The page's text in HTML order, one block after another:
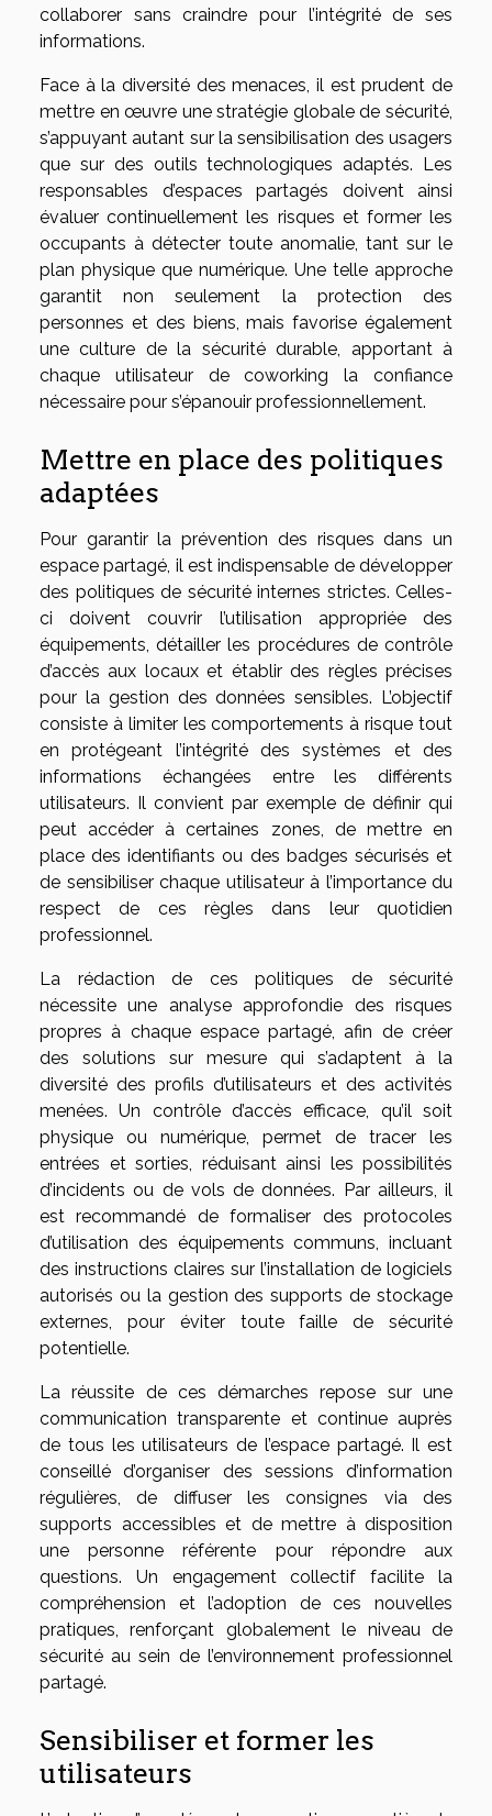
collaborer sans craindre pour l’intégrité de ses
informations.
Face à la diversité des menaces, il est prudent de
mettre en œuvre une stratégie globale de sécurité,
s’appuyant autant sur la sensibilisation des usagers
que sur des outils technologiques adaptés. Les
responsables d’espaces partagés doivent ainsi
évaluer continuellement les risques et former les
occupants à détecter toute anomalie, tant sur le
plan physique que numérique. Une telle approche
garantit non seulement la protection des
personnes et des biens, mais favorise également
une culture de la sécurité durable, apportant à
chaque utilisateur de coworking la confiance
nécessaire pour s’épanouir professionnellement.
Mettre en place des politiques
adaptées
Pour garantir la prévention des risques dans un
espace partagé, il est indispensable de développer
des politiques de sécurité internes strictes. Celles-
ci doivent couvrir l’utilisation appropriée des
équipements, détailler les procédures de contrôle
d’accès aux locaux et établir des règles précises
pour la gestion des données sensibles. L’objectif
consiste à limiter les comportements à risque tout
en protégeant l’intégrité des systèmes et des
informations échangées entre les différents
utilisateurs. Il convient par exemple de définir qui
peut accéder à certaines zones, de mettre en
place des identifiants ou des badges sécurisés et
de sensibiliser chaque utilisateur à l’importance du
respect de ces règles dans leur quotidien
professionnel.
La rédaction de ces politiques de sécurité
nécessite une analyse approfondie des risques
propres à chaque espace partagé, afin de créer
des solutions sur mesure qui s’adaptent à la
diversité des profils d’utilisateurs et des activités
menées. Un contrôle d’accès efficace, qu’il soit
physique ou numérique, permet de tracer les
entrées et sorties, réduisant ainsi les possibilités
d’incidents ou de vols de données. Par ailleurs, il
est recommandé de formaliser des protocoles
d’utilisation des équipements communs, incluant
des instructions claires sur l’installation de logiciels
autorisés ou la gestion des supports de stockage
externes, pour éviter toute faille de sécurité
potentielle.
La réussite de ces démarches repose sur une
communication transparente et continue auprès
de tous les utilisateurs de l’espace partagé. Il est
conseillé d’organiser des sessions d’information
régulières, de diffuser les consignes via des
supports accessibles et de mettre à disposition
une personne référente pour répondre aux
questions. Un engagement collectif facilite la
compréhension et l’adoption de ces nouvelles
pratiques, renforçant globalement le niveau de
sécurité au sein de l’environnement professionnel
partagé.
Sensibiliser et former les
utilisateurs